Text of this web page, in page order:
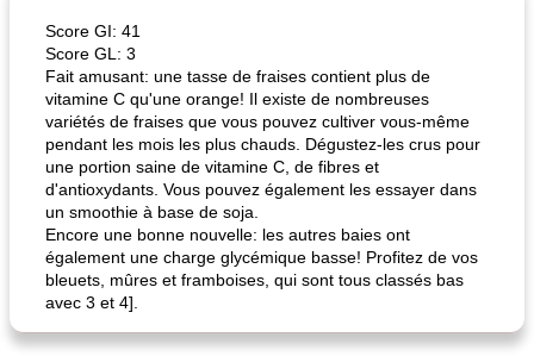
Score GI: 41
Score GL: 3
Fait amusant: une tasse de fraises contient plus de
vitamine C qu'une orange! Il existe de nombreuses
variétés de fraises que vous pouvez cultiver vous-même
pendant les mois les plus chauds. Dégustez-les crus pour
une portion saine de vitamine C, de fibres et
d'antioxydants. Vous pouvez également les essayer dans
un smoothie à base de soja.
Encore une bonne nouvelle: les autres baies ont
également une charge glycémique basse! Profitez de vos
bleuets, mûres et framboises, qui sont tous classés bas
avec 3 et 4].